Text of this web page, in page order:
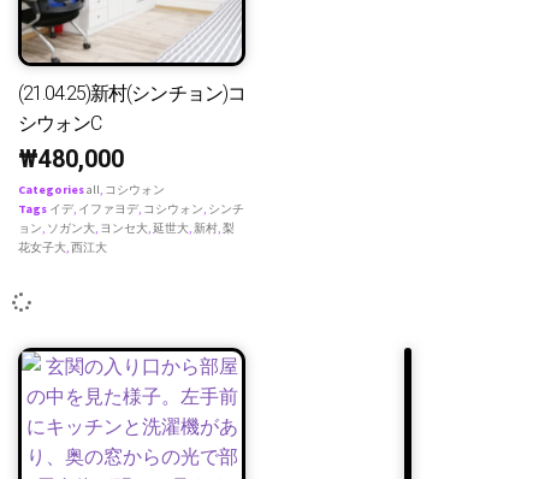
(21.04.25)新村(シンチョン)コ
シウォンC
₩480,000
Categoriesall, コシウォン
Tags イデ, イファヨデ, コシウォン, シンチ
ョン, ソガン大, ヨンセ大,延世大,新村,梨
花女子大,西江大